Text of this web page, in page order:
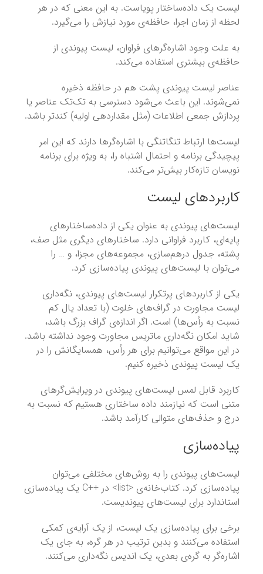
لیست یک داده‌ساختار پویاست. به این معنی که در هر
لحظه از زمان اجرا، حافظه‌ی مورد نیازش را می‌گیرد.
به علت وجود اشاره‌گرهای فراوان، لیست پیوندی از
حافظه‌ی بیشتری استفاده می‌کند.
عناصر لیست پیوندی پشت هم در حافظه ذخیره
نمی‌شوند. این باعث می‌شود دسترسی به تک‌تک عناصر یا
پردازش جمعی اطلاعات (مثل مقداردهی اولیه) کندتر باشد.
لیست‌ها ارتباط تنگاتنگی با اشاره‌گرها دارند که این امر
پیچیدگی برنامه و احتمال اشتباه را، به ویژه برای برنامه
نویسان تازه‌کار بیش‌تر می‌کند.
کاربردهای لیست
لیست‌های پیوندی به عنوان یکی از داده‌ساختارهای
پایه‌ای، کاربرد فراوانی دارد. ساختارهای دیگری مثل صف،
پشته، جدول درهم‌سازی، مجموعه‌های مجزا، و … را
می‌توان با لیست‌های پیوندی پیاده‌سازی کرد.
یکی از کاربردهای پرتکرار لیست‌های پیوندی، نگه‌داری
لیست مجاورت در گراف‌های خلوت (با تعداد یال کم
نسبت به رأس‌‌ها) است. اگر اندازه‌ی گراف بزرگ باشد،
شاید امکان نگه‌داری ماتریس مجاورت وجود نداشته باشد.
در این مواقع می‌توانیم برای هر رأس، همسایگانش را در
یک لیست پیوندی ذخیره کنیم.
کاربرد قابل لمس لیست‌های پیوندی در ویرایش‌گرهای
متنی است که نیازمند داده ساختاری هستیم که نسبت به
درج و حذف‌های متوالی کارآمد باشد.
پیاده‌سازی
لیست‌های پیوندی را به روش‌های مختلفی می‌توان
پیاده‌سازی کرد. کتاب‌خانه‌ی <list> در ++C یک پیاده‌سازی
استاندارد برای لیست‌های پیوندیست.
برخی برای پیاده‌سازی یک لیست، از یک آرایه‌ی کمکی
استفاده می‌کنند و بدین ترتیب در هر گره، به جای یک
اشاره‌گر به گره‌ی بعدی، یک اندیس نگه‌داری می‌کنند.